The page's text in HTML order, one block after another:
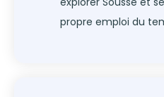
propre emploi du